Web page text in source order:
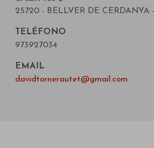
25720 - BELLVER DE CERDANYA
TELÉFONO
973927034
EMAIL
davidtornerautet@gmail.com